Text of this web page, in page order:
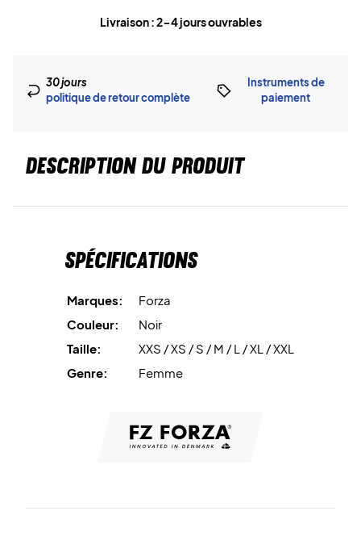
Livraison : 2-4 jours ouvrables
30 jours
politique de retour complète
Instruments de
paiement
DESCRIPTION DU PRODUIT
Spécifications
Marques:
Forza
Couleur:
Noir
Taille:
XXS / XS / S / M / L / XL / XXL
Genre:
Femme